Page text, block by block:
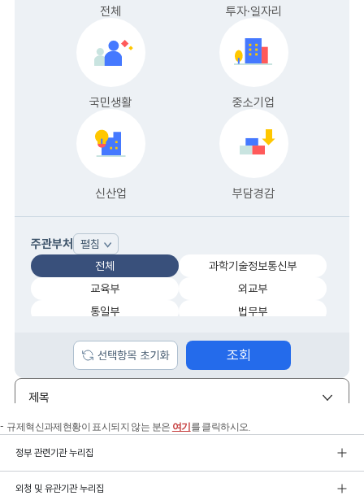
규제혁신과제현황이 표시되지 않는 분은 여기 를 클릭하시오.
정부 관련기관 누리집
외청 및 유관기관 누리집